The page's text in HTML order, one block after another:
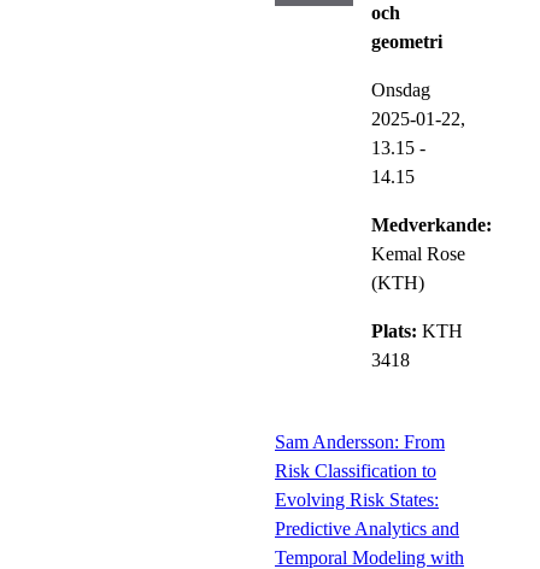
och
geometri
Onsdag
2025-01-22,
13.15 -
14.15
Medverkande:
Kemal Rose
(KTH)
Plats: KTH
3418
Sam Andersson: From
Risk Classification to
Evolving Risk States:
Predictive Analytics and
Temporal Modeling with